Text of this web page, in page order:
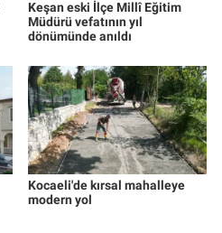
Keşan eski İlçe Millî Eğitim
Müdürü vefatının yıl
dönümünde anıldı
Kocaeli'de kırsal mahalleye
modern yol